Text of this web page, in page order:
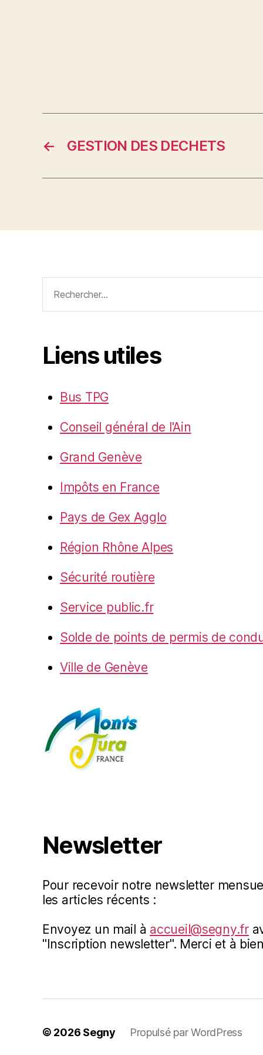
← GESTION DES DECHETS
Liens utiles
Bus TPG
Conseil général de l'Ain
Grand Genève
Impôts en France
Pays de Gex Agglo
Région Rhône Alpes
Sécurité routière
Service public.fr
Solde de points de permis de
Ville de Genève
Newsletter
Pour recevoir notre newsletter
les articles récents :
Envoyez un mail à accueil@segny.fr
"Inscription newsletter". Merci et à
© 2026 Segny Propulsé par WordPress